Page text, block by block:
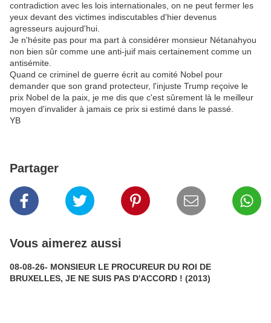
contradiction avec les lois internationales, on ne peut fermer les
yeux devant des victimes indiscutables d'hier devenus
agresseurs aujourd'hui.
Je n'hésite pas pour ma part à considérer monsieur Nétanahyou
non bien sûr comme une anti-juif mais certainement comme un
antisémite.
Quand ce criminel de guerre écrit au comité Nobel pour
demander que son grand protecteur, l'injuste Trump reçoive le
prix Nobel de la paix, je me dis que c'est sûrement là le meilleur
moyen d'invalider à jamais ce prix si estimé dans le passé.
YB
Partager
Vous aimerez aussi
08-08-26- MONSIEUR LE PROCUREUR DU ROI DE
BRUXELLES, JE NE SUIS PAS D'ACCORD ! (2013)